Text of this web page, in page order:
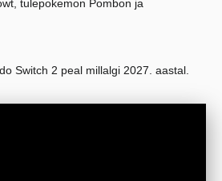
tulepokemon Pombon ja
Switch 2 peal millalgi 2027. aastal.